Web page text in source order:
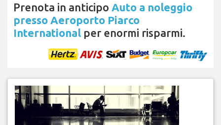
Prenota in anticipo Auto a noleggio
presso Aeroporto Piarco
International per enormi risparmi.